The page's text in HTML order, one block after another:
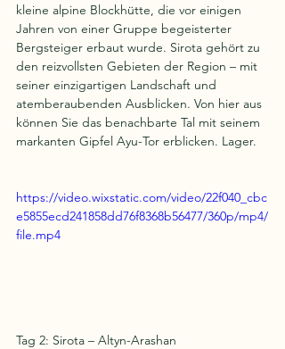
kleine alpine Blockhütte, die vor einigen
Jahren von einer Gruppe begeisterter
Bergsteiger erbaut wurde. Sirota gehört zu
den reizvollsten Gebieten der Region – mit
seiner einzigartigen Landschaft und
atemberaubenden Ausblicken. Von hier aus
können Sie das benachbarte Tal mit seinem
markanten Gipfel Ayu-Tor erblicken. Lager.
https://video.wixstatic.com/video/22f040_cbc
e5855ecd241858dd76f8368b56477/360p/mp4/
file.mp4
Tag 2: Sirota – Altyn-Arashan